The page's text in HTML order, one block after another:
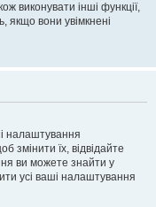
виконувати інші функції,
якщо вони увімкнені
налаштування
змінити їх, відвідайте
ви можете знайти у
усі ваші налаштування